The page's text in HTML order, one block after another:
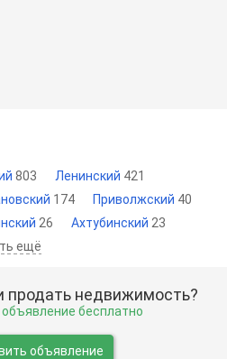
803 Ленинский 421
174 Приволжский 40
26 Ахтубинский 23
ещё
продать недвижимость?
бесплатно
объявление